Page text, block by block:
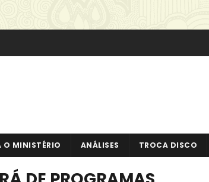
O MINISTÉRIO ANÁLISES TROCA DISCO